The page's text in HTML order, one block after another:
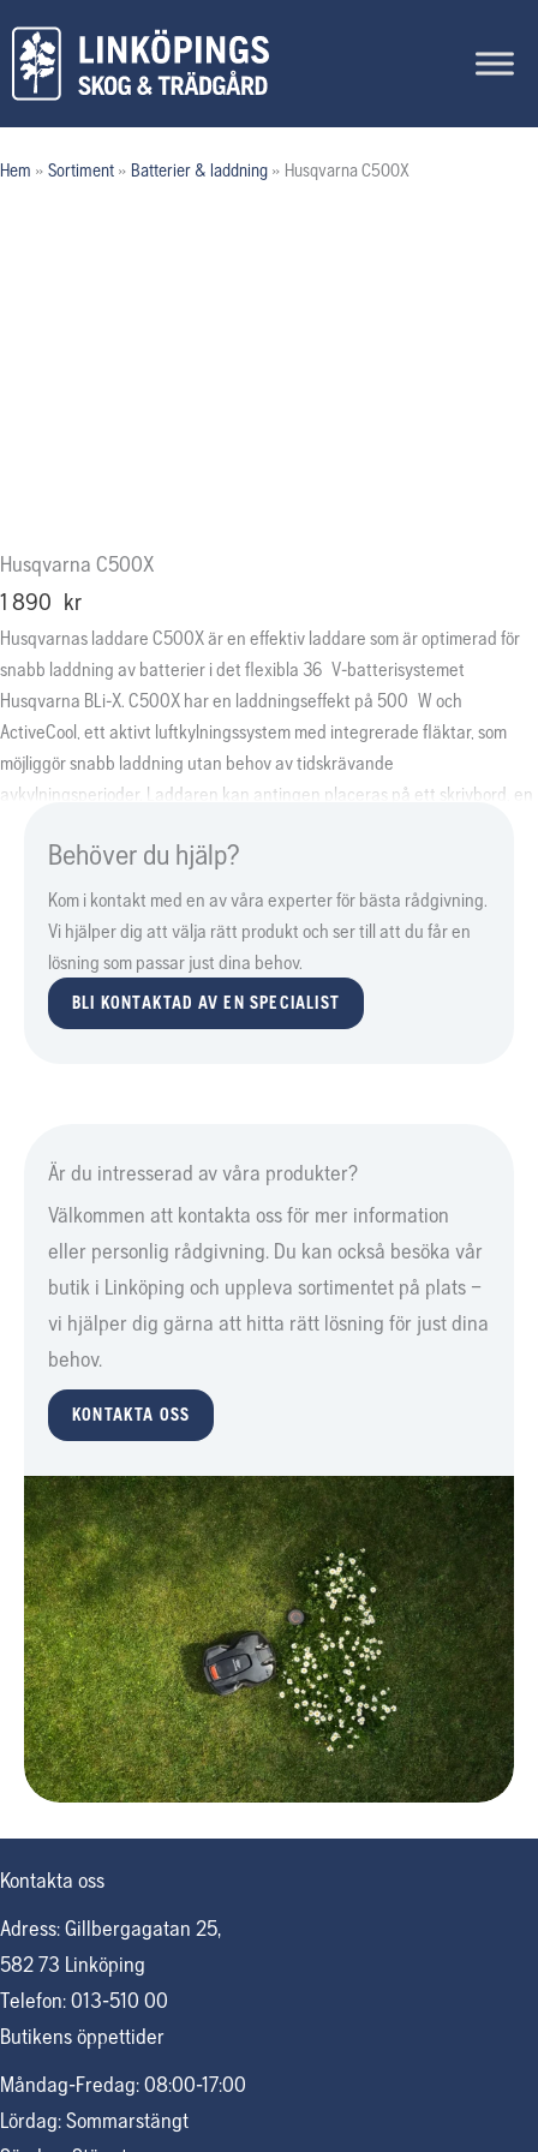
innehåll
Hem » Sortiment » Batterier & laddning » Husqvarna C500X
Husqvarna C500X
1 890 kr
Husqvarnas laddare C500X är en effektiv laddare som är optimerad för
snabb laddning av batterier i det flexibla 36 V-batterisystemet
Husqvarna BLi-X. C500X har en laddningseffekt på 500 W och
ActiveCool, ett aktivt luftkylningssystem med integrerade fläktar, som
möjliggör snabb laddning utan behov av tidskrävande
avkylningsperioder. Laddaren kan antingen placeras på ett skrivbord, en
finns som tillbehör.
Behöver du hjälp?
Kom i kontakt med en av våra experter för bästa rådgivning.
Vi hjälper dig att välja rätt produkt och ser till att du får en
lösning som passar just dina behov.
BLI KONTAKTAD AV EN SPECIALIST
Är du intresserad av våra produkter?
Välkommen att kontakta oss för mer information
eller personlig rådgivning. Du kan också besöka vår
butik i Linköping och uppleva sortimentet på plats –
vi hjälper dig gärna att hitta rätt lösning för just dina
behov.
KONTAKTA OSS
Kontakta oss
Adress: Gillbergagatan 25,
582 73 Linköping
Telefon: 013-510 00
Butikens öppettider
Måndag-Fredag: 08:00-17:00
Lördag: Sommarstängt